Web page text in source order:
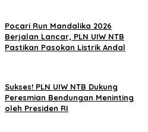
Pocari Run Mandalika 2026
Berjalan Lancar, PLN UIW NTB
Pastikan Pasokan Listrik Andal
Sukses! PLN UIW NTB Dukung
Peresmian Bendungan Meninting
oleh Presiden RI